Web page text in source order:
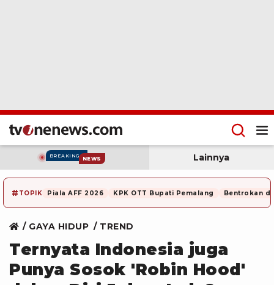
BREAKING NEWS Lainnya
# TOPIK Piala AFF 2026 KPK OTT Bupati Pemalang Bentrokan di
GAYA HIDUP TREND
Ternyata Indonesia juga
Punya Sosok 'Robin Hood'